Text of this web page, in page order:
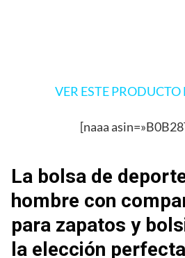
VER ESTE
[naaa
La bolsa de
hombre con
para zapatos y
la elección